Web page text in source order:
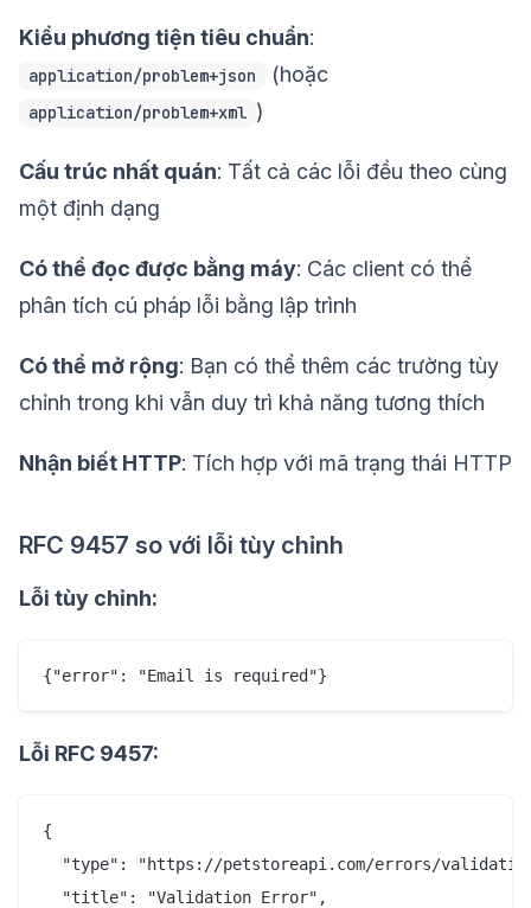
Kiểu phương tiện tiêu chuẩn:
application/problem+json (hoặc
application/problem+xml )
Cấu trúc nhất quán: Tất cả các lỗi đều theo cùng
một định dạng
Có thể đọc được bằng máy: Các client có thể
phân tích cú pháp lỗi bằng lập trình
Có thể mở rộng: Bạn có thể thêm các trường tùy
chỉnh trong khi vẫn duy trì khả năng tương thích
Nhận biết HTTP: Tích hợp với mã trạng thái HTTP
RFC 9457 so với lỗi tùy chỉnh
Lỗi tùy chỉnh:
Lỗi RFC 9457:
{
"type": "https://petstoreapi.com/errors/
  "title": "Validation Error",